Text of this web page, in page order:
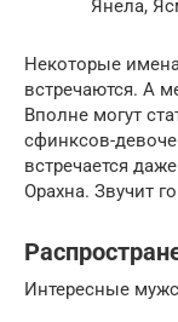
Янела,
Некоторые
встречаются. А
Вполне могут
сфинксов-
встречается
Орахна. Звучит
Интересные